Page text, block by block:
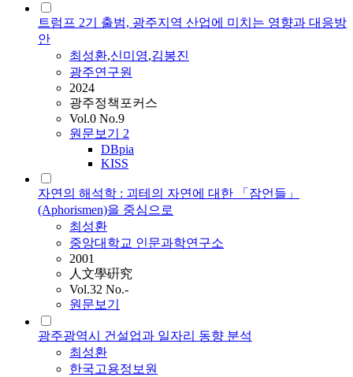
트럼프 2기 출범, 광주지역 산업에 미치는 영향과 대응방
안
최성환,신미영,김봉진
광주연구원
2024
광주정책포커스
Vol.0 No.9
원문보기 2
DBpia
KISS
자연의 해석학 : 괴테의 자연에 대한 「잠언들」
(Aphorismen)을 중심으로
최성환
중앙대학교 인문과학연구소
2001
人文學硏究
Vol.32 No.-
원문보기
광주광역시 건설업과 일자리 동향 분석
최성환
한국고용정보원